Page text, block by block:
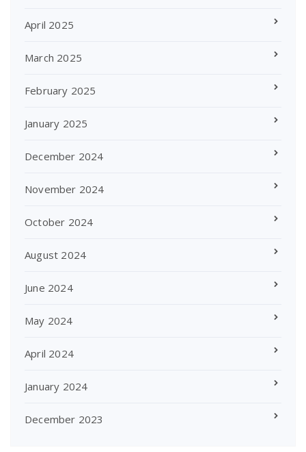
April 2025
March 2025
February 2025
January 2025
December 2024
November 2024
October 2024
August 2024
June 2024
May 2024
April 2024
January 2024
December 2023